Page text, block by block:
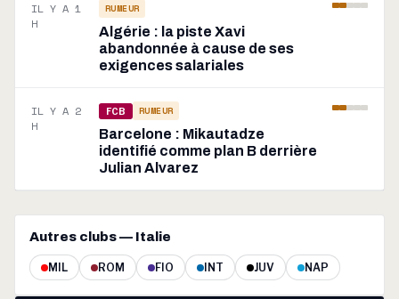
IL Y A 1
H
RUMEUR
Algérie : la piste Xavi
abandonnée à cause de ses
exigences salariales
IL Y A 2
H
FCB RUMEUR
Barcelone : Mikautadze
identifié comme plan B derrière
Julian Alvarez
Autres clubs — Italie
MIL ROM FIO INT JUV NAP